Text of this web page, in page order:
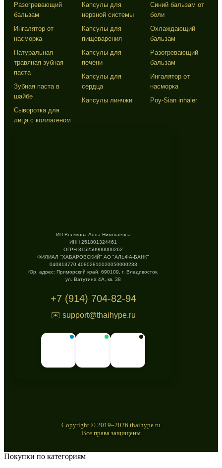
Разогревающий
бальзам
Ингалятор от
насморка
Натуральная
травяная зубная
паста
Зубная паста в
шайбе
Сыворотка для
лица с коллагеном
Капсулы для
нервной системы
Капсулы для
пищеварения
Капсулы для
печени
Капсулы для
сердца
Капсулы линчжи
Синий бальзам от
боли
Охлаждающий
бальзам
Разогревающий
бальзам
Ингалятор от
насморка
Poy-Sian inhaler
ИП Волчкова Анна Николаевна
ИНН 251801324461
ОГРН 315250900000262
ФИЛИАЛ "ХАБАРОВСКИЙ" АО "АЛЬФА-БАНК"
040813770 40802810020050000233
Юр. адрес: Приморский край, 690109, г. Владивосток,
ул. Ватутина 4А, кв. 38
+7 (914) 704-82-94
✉️ support@thaihype.ru
Copyright © 2019–2026 thaihype.ru
Все права защищены.
Покупки по категориям